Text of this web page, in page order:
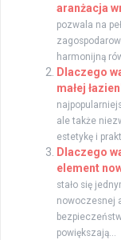
aranżacja
pozwala na
harmonijną
Dlaczego
małej
ale także
estetykę i
Dlaczego
element
stało się
nowoczesnej
powiększają...